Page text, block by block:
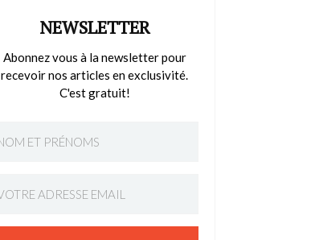
NEWSLETTER
Abonnez vous à la newsletter pour
recevoir nos articles en exclusivité.
C'est gratuit!